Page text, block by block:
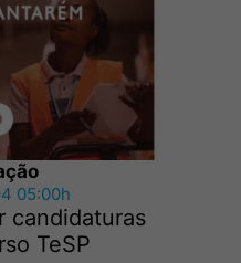
05:00h
candidaturas
TeSP